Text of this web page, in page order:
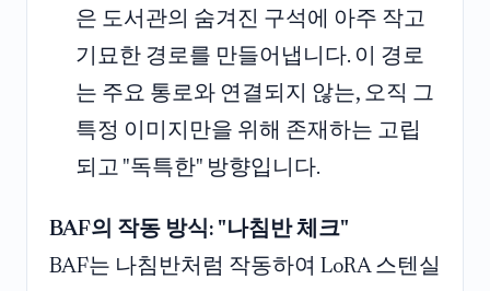
은 도서관의 숨겨진 구석에 아주 작고
기묘한 경로를 만들어냅니다. 이 경로
는 주요 통로와 연결되지 않는, 오직 그
특정 이미지만을 위해 존재하는 고립
되고 "독특한" 방향입니다.
BAF의 작동 방식: "나침반 체크"
BAF는 나침반처럼 작동하여 LoRA 스텐실